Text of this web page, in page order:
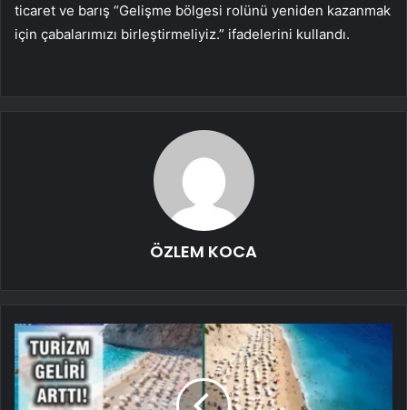
ticaret ve barış “Gelişme bölgesi rolünü yeniden kazanmak
için çabalarımızı birleştirmeliyiz.” ifadelerini kullandı.
ÖZLEM KOCA